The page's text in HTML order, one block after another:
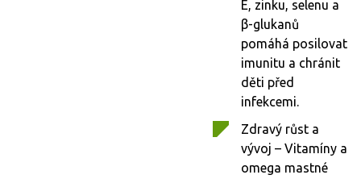
E, zinku, selenu a
β-glukanů
pomáhá posilovat
imunitu a chránit
děti před
infekcemi.
Zdravý růst a
vývoj – Vitamíny a
omega mastné